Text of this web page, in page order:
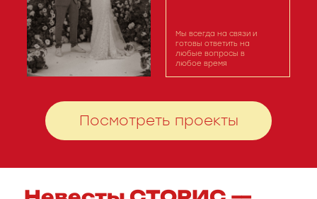
Мы всегда на связи и
готовы ответить на
любые вопросы в
любое время
Посмотреть проекты